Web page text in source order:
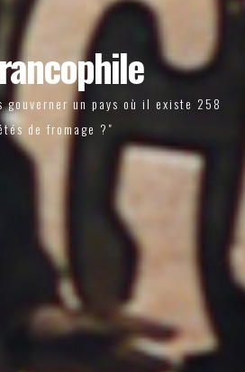
gouverner un pays où il existe 258
de fromage ?"